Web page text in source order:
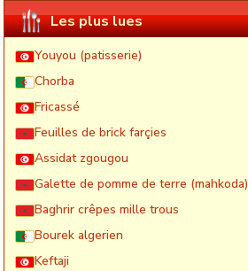
Les plus lues
Youyou (patisserie)
Chorba
Fricassé
Feuilles de brick farçies
Assidat zgougou
Galette de pomme de terre (mahkoda)
Baghrir crêpes mille trous
Bourek algerien
Keftaji